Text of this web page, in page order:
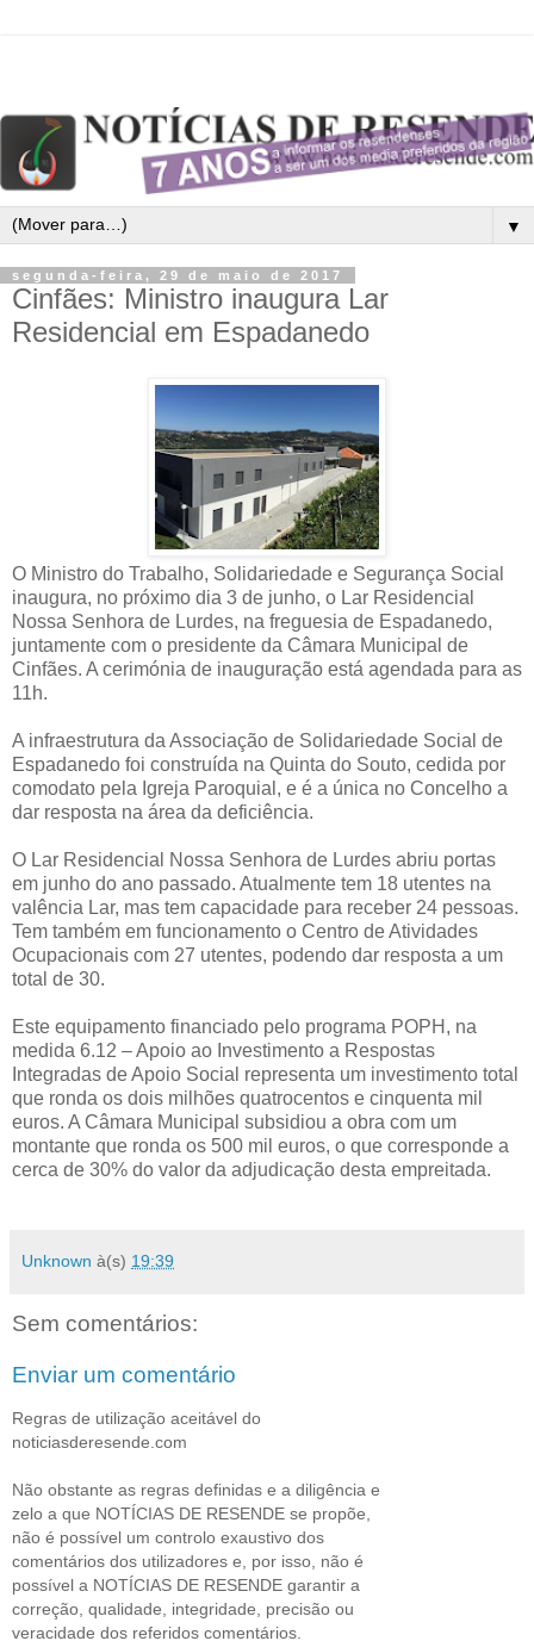
▼
segunda-feira, 29 de maio de 2017
Cinfães: Ministro inaugura Lar
Residencial em Espadanedo
O Ministro do Trabalho, Solidariedade e Segurança Social
inaugura, no próximo dia 3 de junho, o Lar Residencial
Nossa Senhora de Lurdes, na freguesia de Espadanedo,
juntamente com o presidente da Câmara Municipal de
Cinfães. A cerimónia de inauguração está agendada para as
11h.
A infraestrutura da Associação de Solidariedade Social de
Espadanedo foi construída na Quinta do Souto, cedida por
comodato pela Igreja Paroquial, e é a única no Concelho a
dar resposta na área da deficiência.
O Lar Residencial Nossa Senhora de Lurdes abriu portas
em junho do ano passado. Atualmente tem 18 utentes na
valência Lar, mas tem capacidade para receber 24 pessoas.
Tem também em funcionamento o Centro de Atividades
Ocupacionais com 27 utentes, podendo dar resposta a um
total de 30.
Este equipamento financiado pelo programa POPH, na
medida 6.12 – Apoio ao Investimento a Respostas
Integradas de Apoio Social representa um investimento total
que ronda os dois milhões quatrocentos e cinquenta mil
euros. A Câmara Municipal subsidiou a obra com um
montante que ronda os 500 mil euros, o que corresponde a
cerca de 30% do valor da adjudicação desta empreitada.
Unknown à(s) 19:39
Sem comentários:
Enviar um comentário
Regras de utilização aceitável do
noticiasderesende.com
Não obstante as regras definidas e a diligência e
zelo a que NOTÍCIAS DE RESENDE se propõe,
não é possível um controlo exaustivo dos
comentários dos utilizadores e, por isso, não é
possível a NOTÍCIAS DE RESENDE garantir a
correção, qualidade, integridade, precisão ou
veracidade dos referidos comentários.